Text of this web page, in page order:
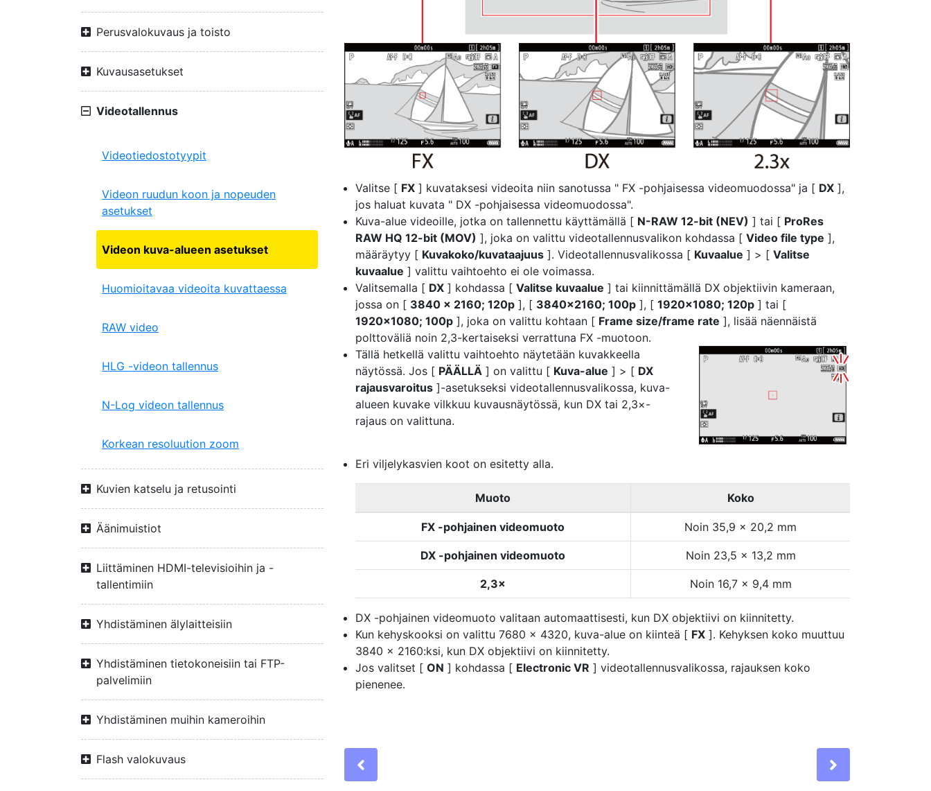
Perusvalokuvaus ja toisto
Kuvausasetukset
Videotallennus
Videotiedostotyypit
Videon ruudun koon ja nopeuden
asetukset
Videon kuva-alueen asetukset
Huomioitavaa videoita kuvattaessa
RAW video
HLG -videon tallennus
N-Log videon tallennus
Korkean resoluution zoom
Kuvien katselu ja retusointi
Äänimuistiot
Liittäminen HDMI-televisioihin ja -
tallentimiin
Yhdistäminen älylaitteisiin
Yhdistäminen tietokoneisiin tai FTP-
palvelimiin
Yhdistäminen muihin kameroihin
Flash valokuvaus
Valitse [ FX ] kuvataksesi videoita niin sanotussa " FX -pohjaisessa videomuodossa" ja [ DX ],
jos haluat kuvata " DX -pohjaisessa videomuodossa".
Kuva-alue videoille, jotka on tallennettu käyttämällä [ N-RAW 12-bit (NEV) ] tai [ ProRes
RAW HQ 12-bit (MOV) ], joka on valittu videotallennusvalikon kohdassa [ Video file type ],
määräytyy [ Kuvakoko/kuvataajuus ]. Videotallennusvalikossa [ Kuvaalue ] > [ Valitse
kuvaalue ] valittu vaihtoehto ei ole voimassa.
Valitsemalla [ DX ] kohdassa [ Valitse kuvaalue ] tai kiinnittämällä DX objektiivin kameraan,
jossa on [ 3840 × 2160; 120p ], [ 3840×2160; 100p ], [ 1920×1080; 120p ] tai [
1920×1080; 100p ], joka on valittu kohtaan [ Frame size/frame rate ], lisää näennäistä
polttoväliä noin 2,3-kertaiseksi verrattuna FX -muotoon.
Tällä hetkellä valittu vaihtoehto näytetään kuvakkeella
näytössä. Jos [ PÄÄLLÄ ] on valittu [ Kuva-alue ] > [ DX
rajausvaroitus ]-asetukseksi videotallennusvalikossa, kuva-
alueen kuvake vilkkuu kuvausnäytössä, kun DX tai 2,3×-
rajaus on valittuna.
Eri viljelykasvien koot on esitetty alla.
Muoto Koko
FX -pohjainen videomuoto Noin 35,9 × 20,2 mm
DX -pohjainen videomuoto Noin 23,5 × 13,2 mm
2,3× Noin 16,7 × 9,4 mm
DX -pohjainen videomuoto valitaan automaattisesti, kun DX objektiivi on kiinnitetty.
Kun kehyskooksi on valittu 7680 × 4320, kuva-alue on kiinteä [ FX ]. Kehyksen koko muuttuu
3840 × 2160:ksi, kun DX objektiivi on kiinnitetty.
Jos valitset [ ON ] kohdassa [ Electronic VR ] videotallennusvalikossa, rajauksen koko
pienenee.